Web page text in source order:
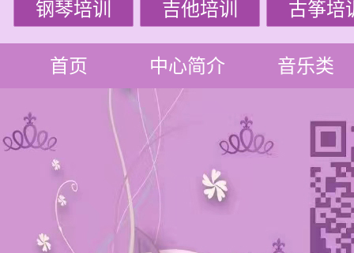
钢琴培训 吉他培训 古筝培
首页 中心简介 音乐类